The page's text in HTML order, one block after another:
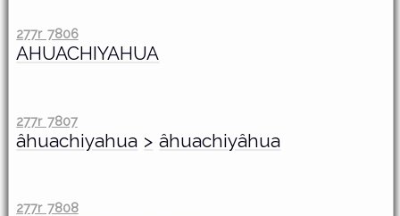
277r 7806
AHUACHIYAHUA
277r 7807
âhuachiyahua > âhuachiyâhua
277r 7808